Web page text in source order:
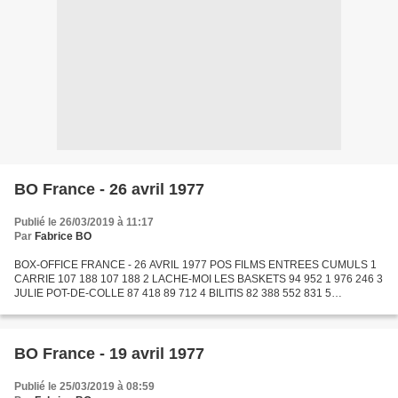
BO France - 26 avril 1977
Publié le 26/03/2019 à 11:17
Par Fabrice BO
BOX-OFFICE FRANCE - 26 AVRIL 1977 POS FILMS ENTREES CUMULS 1
CARRIE 107 188 107 188 2 LACHE-MOI LES BASKETS 94 952 1 976 246 3
JULIE POT-DE-COLLE 87 418 89 712 4 BILITIS 82 388 552 831 5
396...
BO France - 19 avril 1977
Publié le 25/03/2019 à 08:59